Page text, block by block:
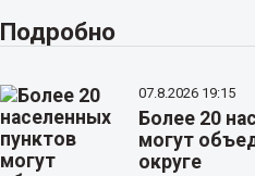
Подробно
07.8.2026 19:15
Более 20
могут
округе